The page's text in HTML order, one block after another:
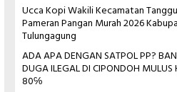
Ucca Kopi Wakili Kecamatan
Pameran Pangan Murah 2026
Tulungagung
ADA APA DENGAN SATPOL PP?
DUGA ILEGAL DI CIPONDOH MULUS
80℅